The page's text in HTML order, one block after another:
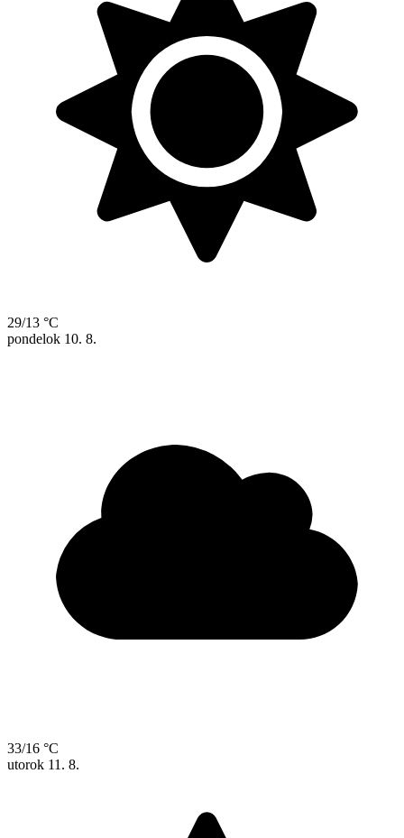
29/13 °C
pondelok 10. 8.
33/16 °C
utorok 11. 8.